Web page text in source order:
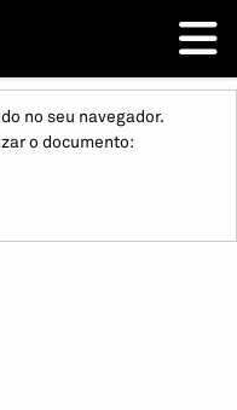
no seu navegador.
o documento: